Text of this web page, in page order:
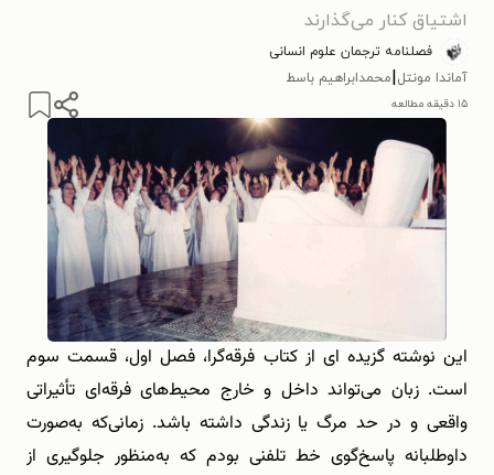
اشتیاق کنار می‌گذارند
فصلنامه ترجمان علوم انسانی
آماندا مونتل محمدابراهیم باسط
۱۵ دقیقه مطالعه
این نوشته گزیده ای از کتاب فرقه‌گرا، فصل اول، قسمت سوم
است. زبان می‌تواند داخل و خارج محیط‌های فرقه‌ای تأثیراتی
واقعی و در حد مرگ یا زندگی داشته باشد. زمانی‌که به‌صورت
داوطلبانه پاسخ‌گوی خط تلفنی بودم که به‌منظور جلوگیری از